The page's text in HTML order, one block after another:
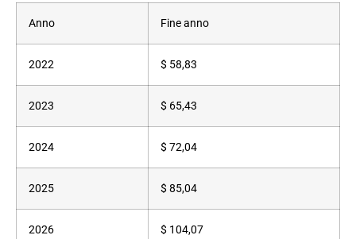
Anno Fine anno
2022 $ 58,83
2023 $ 65,43
2024 $ 72,04
2025 $ 85,04
2026 $ 104,07